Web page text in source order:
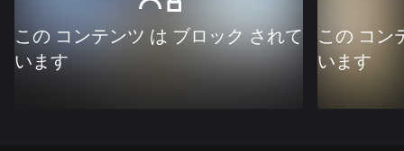
この コンテンツ は ブロック されて
います
この コン
います